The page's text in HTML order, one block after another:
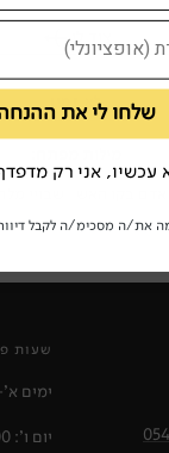
צוד לי
לא זמין
שעות
ימים א'-ה':
יום ו': 09:00-16:00
שלחו לי את
עכשיו, אני רק
את/ה מסכימ/ה לקבל דיוור